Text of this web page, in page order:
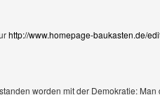
http://www.homepage-baukasten.de/
worden mit der Demokratie: